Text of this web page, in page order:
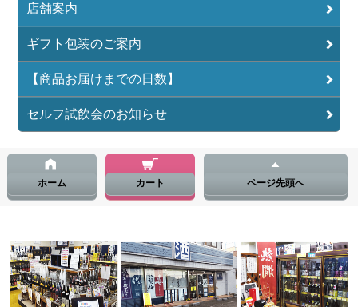
店舗案内
ギフト包装のご案内
【商品お届けまでの日数】
セルフ試飲会のお知らせ
ホーム カート ページ先頭へ